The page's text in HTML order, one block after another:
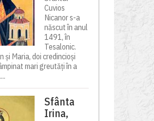
Cuvios
Nicanor s-a
născut în anul
1491, în
Tesalonic.
și Maria, doi credincioși
mari greutăți în a
Sfânta
Irina,